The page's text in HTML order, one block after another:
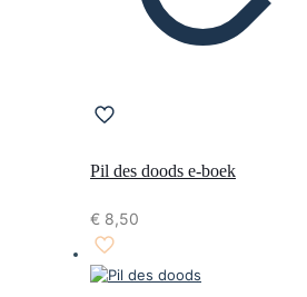
Pil des doods e-boek
€ 8,50